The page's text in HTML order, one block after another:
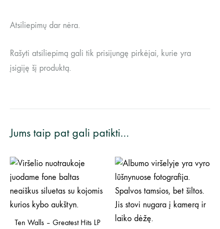
Atsiliepimų dar nėra.
Rašyti atsiliepimą gali tik prisijungę pirkėjai, kurie yra
įsigiję šį produktą.
Jums taip pat gali patikti…
Ten Walls – Greatest Hits LP